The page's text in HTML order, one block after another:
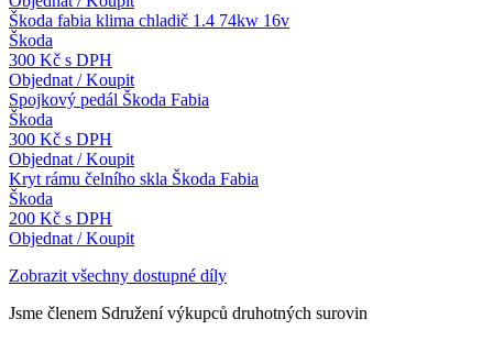
Škoda fabia klima chladič 1.4 74kw 16v
Škoda
300 Kč s DPH
Objednat / Koupit
Spojkový pedál Škoda Fabia
Škoda
300 Kč s DPH
Objednat / Koupit
Kryt rámu čelního skla Škoda Fabia
Škoda
200 Kč s DPH
Objednat / Koupit
Zobrazit všechny dostupné díly
Jsme členem Sdružení výkupců druhotných surovin